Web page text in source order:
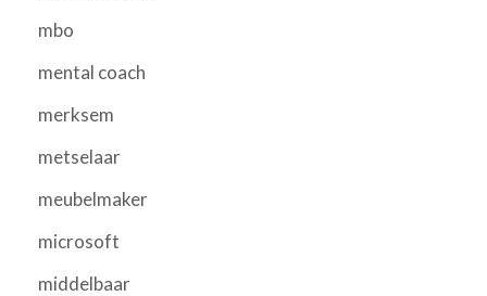
mbo
mental coach
merksem
metselaar
meubelmaker
microsoft
middelbaar